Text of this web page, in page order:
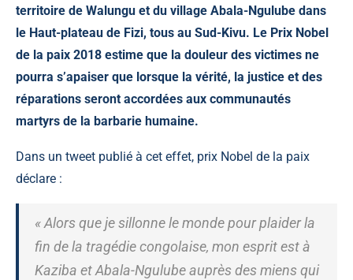
territoire de Walungu et du village Abala-Ngulube dans
le Haut-plateau de Fizi, tous au Sud-Kivu. Le Prix Nobel
de la paix 2018 estime que la douleur des victimes ne
pourra s’apaiser que lorsque la vérité, la justice et des
réparations seront accordées aux communautés
martyrs de la barbarie humaine.
Dans un tweet publié à cet effet, prix Nobel de la paix
déclare :
« Alors que je sillonne le monde pour plaider la
fin de la tragédie congolaise, mon esprit est à
Kaziba et Abala-Ngulube auprès des miens qui